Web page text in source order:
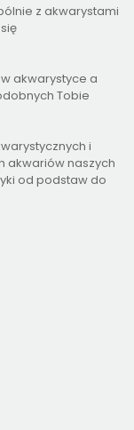
z akwarystami
akwarystyce a
Tobie
i
akwariów naszych
od podstaw do